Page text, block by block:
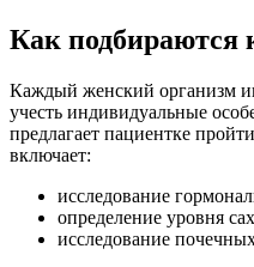
Как подбираются
Каждый женский организм
учесть индивидуальные
предлагает пациентке
включает:
исследование
определение уровня
исследование